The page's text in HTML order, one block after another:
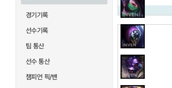
경기기록
선수기록
팀 통산
선수 통산
챔피언 픽/밴